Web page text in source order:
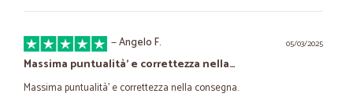
05/03/2025
—Angelo F.
Massima puntualità’ e correttezza nella…
Massima puntualità’ e correttezza nella consegna.